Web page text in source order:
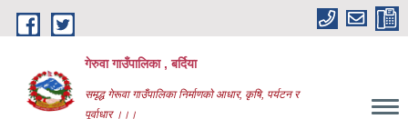
Skip to main content
गेरुवा गाउँपालिका , बर्दिया
समृद्ध गेरूवा गाउँपालिका निर्माणको आधार, कृषि, पर्यटन र
पूर्वाधार ।।।